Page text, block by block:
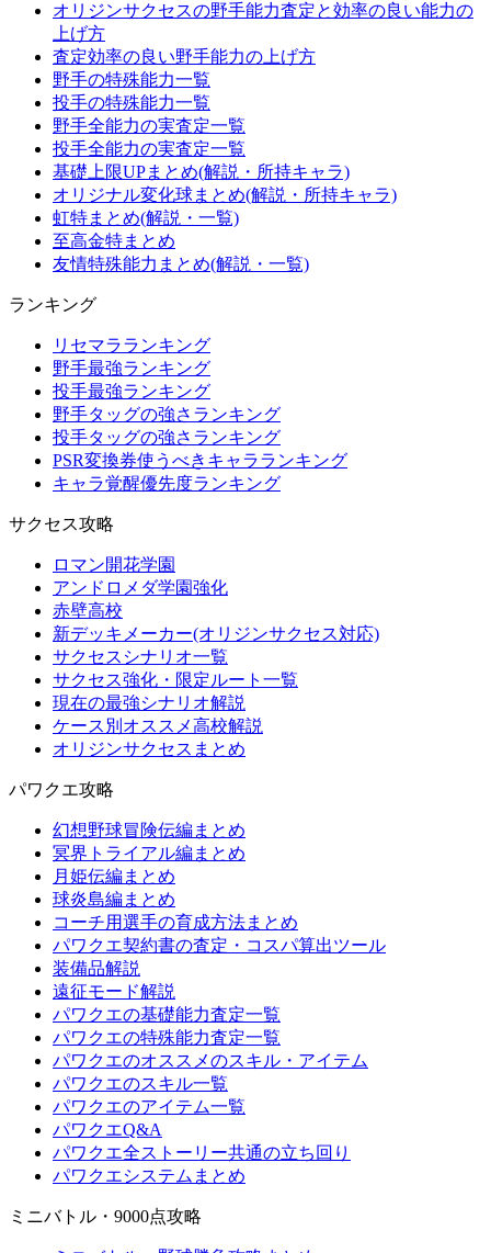
オリジンサクセスの野手能力査定と効率の良い能力の
上げ方
査定効率の良い野手能力の上げ方
野手の特殊能力一覧
投手の特殊能力一覧
野手全能力の実査定一覧
投手全能力の実査定一覧
基礎上限UPまとめ(解説・所持キャラ)
オリジナル変化球まとめ(解説・所持キャラ)
虹特まとめ(解説・一覧)
至高金特まとめ
友情特殊能力まとめ(解説・一覧)
ランキング
リセマラランキング
野手最強ランキング
投手最強ランキング
野手タッグの強さランキング
投手タッグの強さランキング
PSR変換券使うべきキャラランキング
キャラ覚醒優先度ランキング
サクセス攻略
ロマン開花学園
アンドロメダ学園強化
赤壁高校
新デッキメーカー(オリジンサクセス対応)
サクセスシナリオ一覧
サクセス強化・限定ルート一覧
現在の最強シナリオ解説
ケース別オススメ高校解説
オリジンサクセスまとめ
パワクエ攻略
幻想野球冒険伝編まとめ
冥界トライアル編まとめ
月姫伝編まとめ
球炎島編まとめ
コーチ用選手の育成方法まとめ
パワクエ契約書の査定・コスパ算出ツール
装備品解説
遠征モード解説
パワクエの基礎能力査定一覧
パワクエの特殊能力査定一覧
パワクエのオススメのスキル・アイテム
パワクエのスキル一覧
パワクエのアイテム一覧
パワクエQ&A
パワクエ全ストーリー共通の立ち回り
パワクエシステムまとめ
ミニバトル・9000点攻略